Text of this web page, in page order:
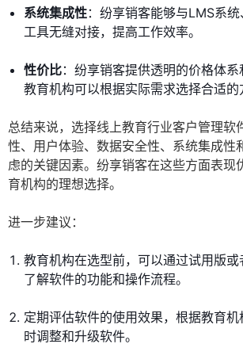
系统集成性：纷享销客能够与LMS系
工具无缝对接，提高工作效率。
性价比：纷享销客提供透明的价格体系
教育机构可以根据实际需求选择合适的
总结来说，选择线上教育行业客户管理软
性、用户体验、数据安全性、系统集成性
虑的关键因素。纷享销客在这些方面表现
育机构的理想选择。
进一步建议：
教育机构在选型前，可以通过试用版
了解软件的功能和操作流程。
定期评估软件的使用效果，根据教育
时调整和升级软件。